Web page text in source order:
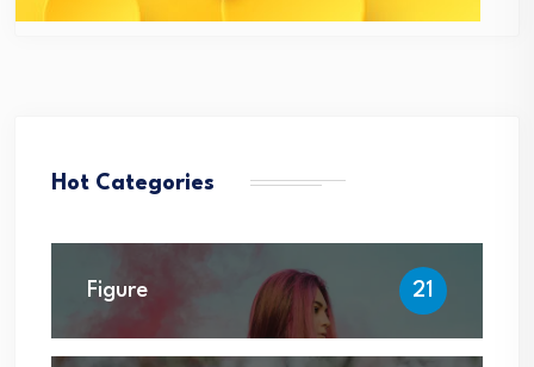
Hot Categories
Figure 21